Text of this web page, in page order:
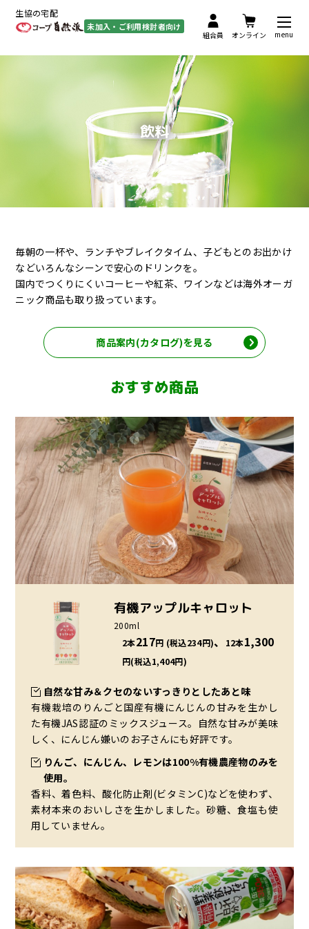
組合員 オンライン menu
生協の宅配
未加入・ご利用検討者向け
飲料
毎朝の一杯や、ランチやブレイクタイム、子どもとのお出かけ
などいろんなシーンで安心のドリンクを。
国内でつくりにくいコーヒーや紅茶、ワインなどは海外オーガ
ニック商品も取り扱っています。
商品案内(カタログ)を見る
おすすめ商品
有機アップルキャロット
200ml
2本217円 (税込234円)、 12本1,300
円(税込1,404円)
自然な甘み＆クセのないすっきりとしたあと味
有機栽培のりんごと国産有機にんじんの甘みを生かし
た有機JAS認証のミックスジュース。自然な甘みが美味
しく、にんじん嫌いのお子さんにも好評です。
りんご、にんじん、レモンは100%有機農産物のみを
使用。
香料、着色料、酸化防止剤(ビタミンC)などを使わず、
素材本来のおいしさを生かしました。砂糖、食塩も使
用していません。